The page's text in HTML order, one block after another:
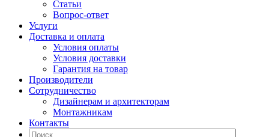
Статьи
Вопрос-ответ
Услуги
Доставка и оплата
Условия оплаты
Условия доставки
Гарантия на товар
Производители
Сотрудничество
Дизайнерам и архитекторам
Монтажникам
Контакты